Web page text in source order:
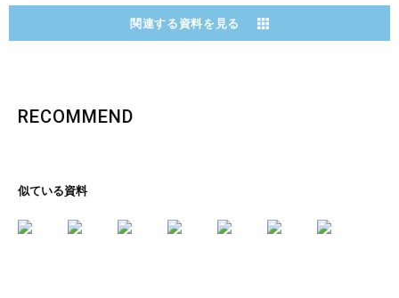
関連する資料を見る
RECOMMEND
似ている資料